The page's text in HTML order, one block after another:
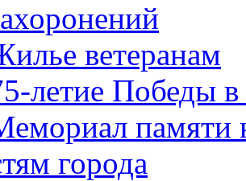
ветеранам
летие Победы
памяти
города